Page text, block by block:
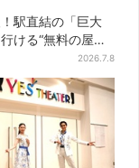
駅直結の「巨大
ける“無料の屋上
2026.7.8